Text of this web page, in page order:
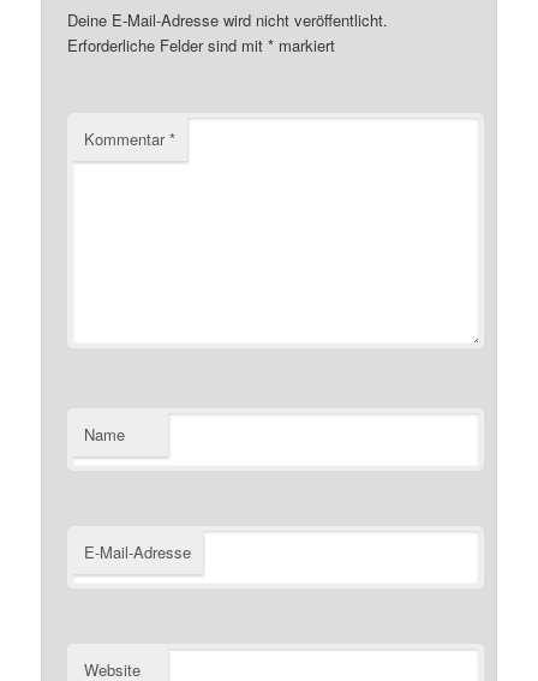
Deine E-Mail-Adresse wird nicht veröffentlicht.
Erforderliche Felder sind mit* markiert
Kommentar*
Name
E-Mail-Adresse
Website